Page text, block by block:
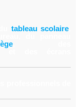
tableau scolaire
e